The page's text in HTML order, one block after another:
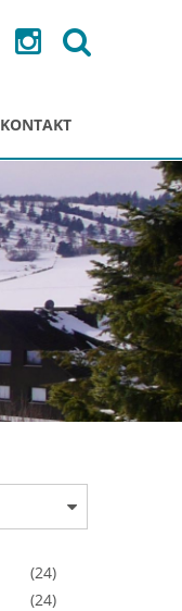
KONTAKT
(24)
(24)